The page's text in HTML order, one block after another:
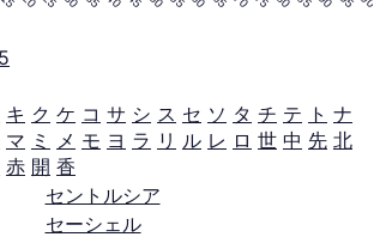
キ ク ケ コ サ シ ス セ ソ タ チ テ ト ナ
マ ミ メ モ ヨ ラ リ ル レ ロ 世 中 先 北
赤 開 香
セントルシア
セーシェル